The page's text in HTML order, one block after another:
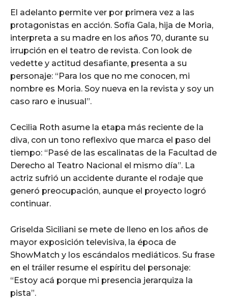
El adelanto permite ver por primera vez a las
protagonistas en acción. Sofía Gala, hija de Moria,
interpreta a su madre en los años 70, durante su
irrupción en el teatro de revista. Con look de
vedette y actitud desafiante, presenta a su
personaje: “Para los que no me conocen, mi
nombre es Moria. Soy nueva en la revista y soy un
caso raro e inusual”.
Cecilia Roth asume la etapa más reciente de la
diva, con un tono reflexivo que marca el paso del
tiempo: “Pasé de las escalinatas de la Facultad de
Derecho al Teatro Nacional el mismo día”. La
actriz sufrió un accidente durante el rodaje que
generó preocupación, aunque el proyecto logró
continuar.
Griselda Siciliani se mete de lleno en los años de
mayor exposición televisiva, la época de
ShowMatch y los escándalos mediáticos. Su frase
en el tráiler resume el espíritu del personaje:
“Estoy acá porque mi presencia jerarquiza la
pista”.